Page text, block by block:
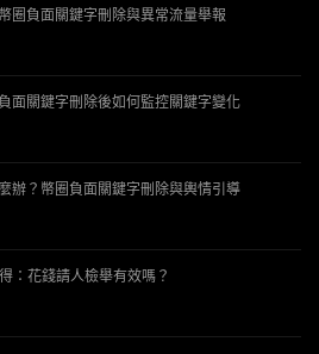
圈負面關鍵字刪除與異常流量舉報
面關鍵字刪除後如何監控關鍵字變化
辦？幣圈負面關鍵字刪除與輿情引導
：花錢請人檢舉有效嗎？